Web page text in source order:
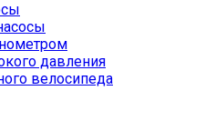
давления
велосипеда